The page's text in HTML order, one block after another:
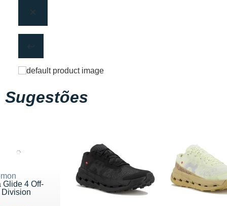
Sugestões
Glide 4 Off-
Division